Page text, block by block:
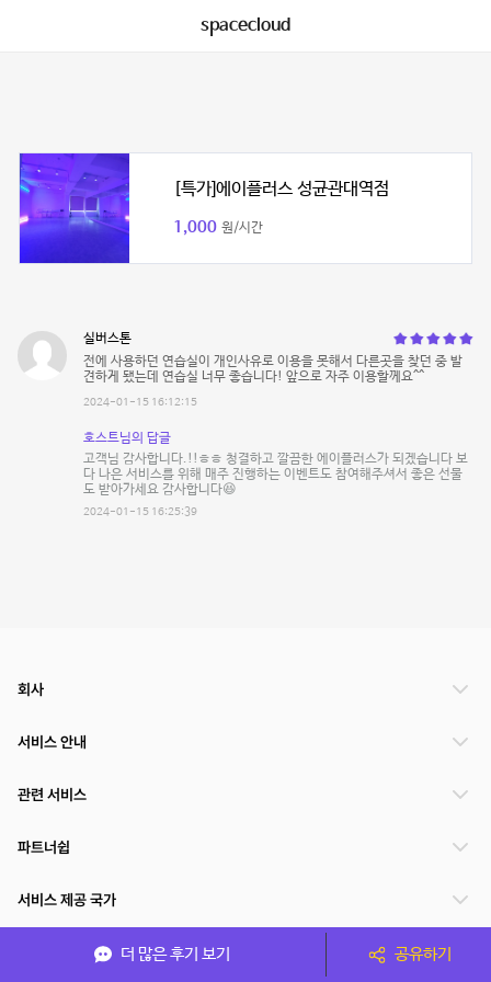
spacecloud
[특가]에이플러스 성균관대역점
1,000 원/시간
실버스톤
전에 사용하던 연습실이 개인사유로 이용을 못해서 다른곳을 찾던 중 발
견하게 됐는데 연습실 너무 좋습니다! 앞으로 자주 이용할께요^^
2024-01-15 16:12:15
호스트님의 답글
고객님 감사합니다.!!ㅎㅎ 청결하고 깔끔한 에이플러스가 되겠습니다 보
다 나은 서비스를 위해 매주 진행하는 이벤트도 참여해주셔서 좋은 선물
도 받아가세요 감사합니다😆
2024-01-15 16:25:39
더 많은 후기 보기 공유하기
회사
서비스 안내
관련 서비스
파트너쉽
서비스 제공 국가